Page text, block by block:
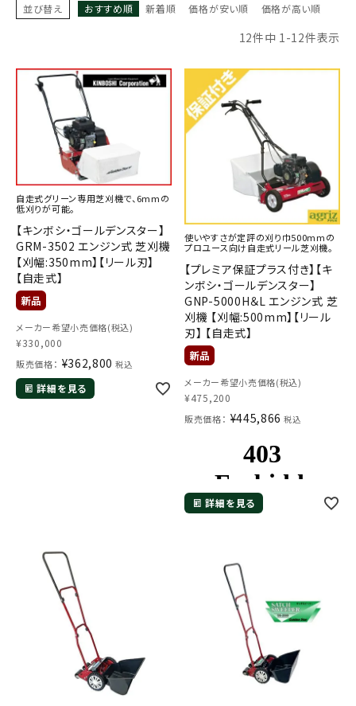
農業資材
補修部品
レンタル
利用ガイド
メールでのお問い合わせ
info@agriz.net
並び替え おすすめ順 新着順 価格が安い順 価格が高い順
12件中 1-12件表示
自走式グリーン専用芝刈機で、6mmの
低刈りが可能。
【キンボシ・ゴールデンスター】
GRM-3502 エンジン式 芝刈機
【刈幅:350mm】【リール刃】
【自走式】
メーカー希望小売価格(税込)
¥330,000
販売価格： ¥362,800 税込
詳細を見る
使いやすさが定評の刈り巾500mmの
プロユース向け自走式リール芝刈機。
【プレミア保証プラス付き】【キ
ンボシ・ゴールデンスター】
GNP-5000H＆L エンジン式 芝
刈機 【刈幅:500mm】【リール
刃】 【自走式】
メーカー希望小売価格(税込)
¥475,200
販売価格： ¥445,866 税込
詳細を見る